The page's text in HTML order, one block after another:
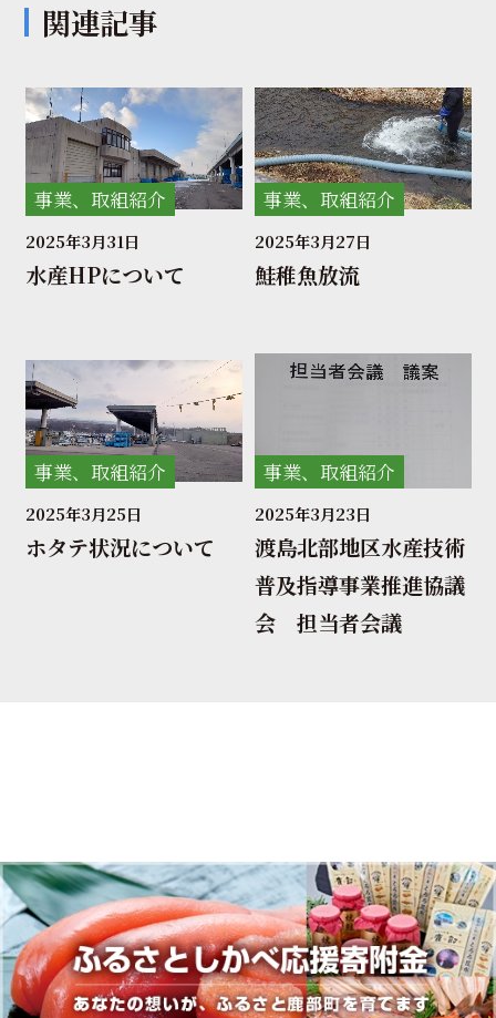
関連記事
事業、取組紹介
2025年3月31日
水産HPについて
事業、取組紹介
2025年3月27日
鮭稚魚放流
事業、取組紹介
2025年3月25日
ホタテ状況について
事業、取組紹介
2025年3月23日
渡島北部地区水産技術
普及指導事業推進協議
会 担当者会議